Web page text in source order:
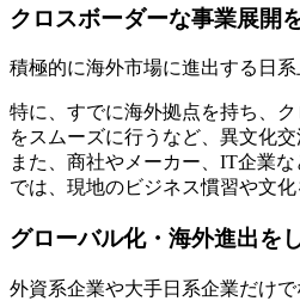
クロスボーダーな事業展開
積極的に海外市場に進出する日
特に、すでに海外拠点を持ち、
をスムーズに行うなど、異文化
また、商社やメーカー、IT企業
では、現地のビジネス慣習や文
グローバル化・海外進出を
外資系企業や大手日系企業だけ